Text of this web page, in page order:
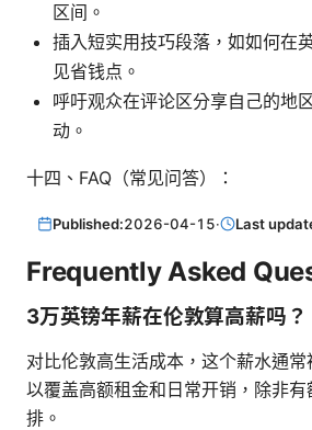
区间。
插入短实用技巧段落，如如何在
见省钱点。
呼吁观众在评论区分享自己的地
动。
十四、FAQ（常见问答）：
Published:2026-04-15· Last
Frequently Asked
3万英镑年薪在伦敦算高薪吗？
对比伦敦高生活成本，这个薪水通
以覆盖高额租金和日常开销，除非
排。